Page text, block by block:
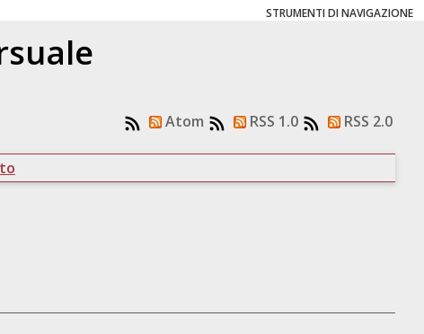
STRUMENTI DI NAVIGAZIONE
Atom RSS 1.0 RSS 2.0